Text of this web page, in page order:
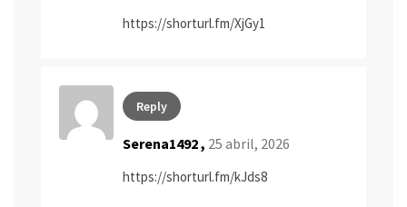
https://shorturl.fm/XjGy1
Reply
Serena1492 , 25 abril, 2026
https://shorturl.fm/kJds8